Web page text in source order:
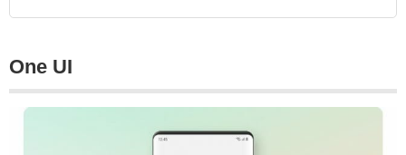
One UI